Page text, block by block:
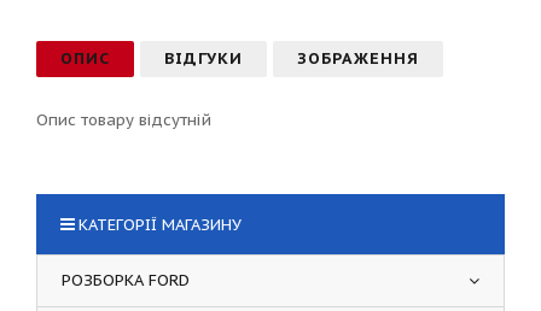
ОПИС ВІДГУКИ ЗОБРАЖЕННЯ
Опис товару відсутній
КАТЕГОРІЇ МАГАЗИНУ
РОЗБОРКА FORD